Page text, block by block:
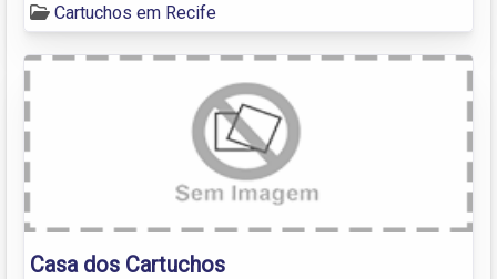
Cartuchos em Recife
Casa dos Cartuchos